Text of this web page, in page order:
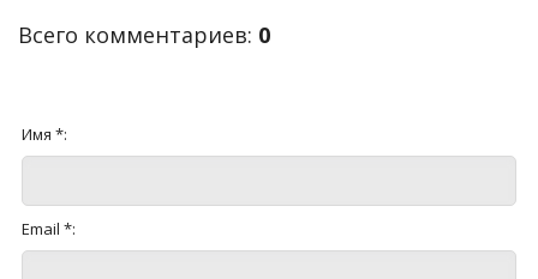
Всего комментариев: 0
Имя *:
Email *: